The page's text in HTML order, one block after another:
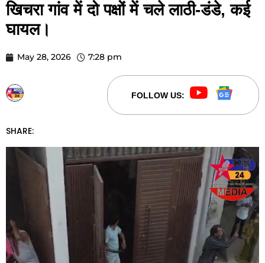
खिचरा गांव में दो पक्षों में चले लाठी-डंडे, कई
घायल।
May 28, 2026 7:28 pm
STARBHARATNEWS24 FOLLOW US:
SHARE: